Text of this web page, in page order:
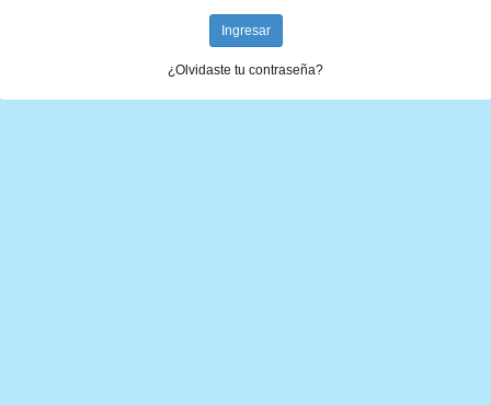
¿Olvidaste tu contraseña?